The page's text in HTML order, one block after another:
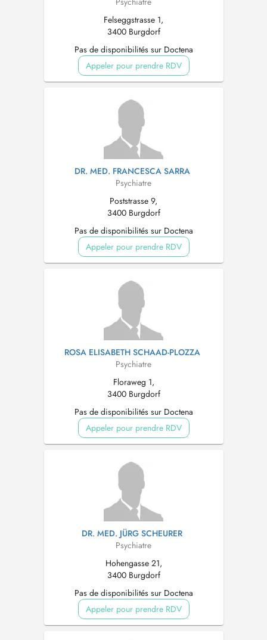
Felseggstrasse 1,
3400 Burgdorf
Pas de disponibilités sur Doctena
Appeler pour prendre RDV
DR. MED. FRANCESCA SARRA
Psychiatre
Poststrasse 9,
3400 Burgdorf
Pas de disponibilités sur Doctena
Appeler pour prendre RDV
ROSA ELISABETH SCHAAD-PLOZZA
Psychiatre
Floraweg 1,
3400 Burgdorf
Pas de disponibilités sur Doctena
Appeler pour prendre RDV
DR. MED. JÜRG SCHEURER
Psychiatre
Hohengasse 21,
3400 Burgdorf
Pas de disponibilités sur Doctena
Appeler pour prendre RDV